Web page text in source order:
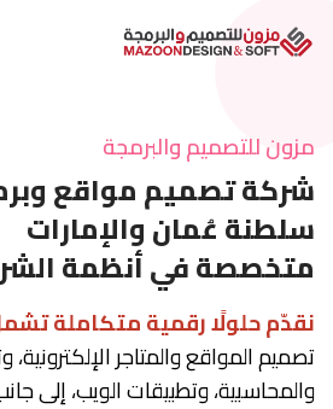
مزون للتصميم والبرمجة
شركة تصميم مواقع
سلطنة عُمان والإمارات
متخصصة في أنظمة
نقدّم حلولًا رقمية متكاملة
تصميم المواقع والمتاجر الإلكترونية،
والمحاسبية، وتطبيقات الويب، إلى